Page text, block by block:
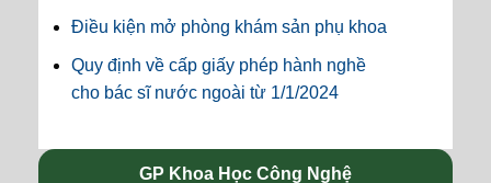
Điều kiện mở phòng khám sản phụ khoa
Quy định về cấp giấy phép hành nghề
cho bác sĩ nước ngoài từ 1/1/2024
GP Khoa Học Công Nghệ